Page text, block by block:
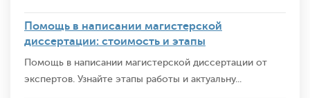
Помощь в написании магистерской
диссертации: стоимость и этапы
Помощь в написании магистерской диссертации от
экспертов. Узнайте этапы работы и актуальну...